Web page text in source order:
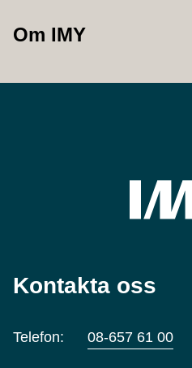
Om IMY
Kontakta oss
Telefon: 08-657 61 00